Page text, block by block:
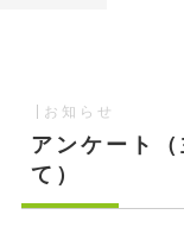
お知らせ
アンケート
て）